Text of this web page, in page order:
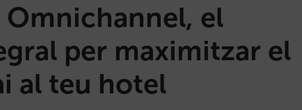
el
per maximitzar el
al teu hotel